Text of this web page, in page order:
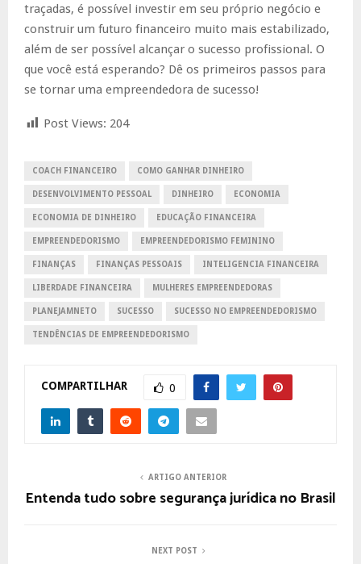
traçadas, é possível investir em seu próprio negócio e
construir um futuro financeiro muito mais estabilizado,
além de ser possível alcançar o sucesso profissional. O
que você está esperando? Dê os primeiros passos para
se tornar uma empreendedora de sucesso!
Post Views: 204
COACH FINANCEIRO COMO GANHAR DINHEIRO
DESENVOLVIMENTO PESSOAL DINHEIRO ECONOMIA
ECONOMIA DE DINHEIRO EDUCAÇÃO FINANCEIRA
EMPREENDEDORISMO EMPREENDEDORISMO FEMININO
FINANÇAS FINANÇAS PESSOAIS INTELIGENCIA FINANCEIRA
LIBERDADE FINANCEIRA MULHERES EMPREENDEDORAS
PLANEJAMNETO SUCESSO SUCESSO NO EMPREENDEDORISMO
TENDÊNCIAS DE EMPREENDEDORISMO
COMPARTILHAR 0
ARTIGO ANTERIOR
Entenda tudo sobre segurança jurídica no Brasil
NEXT POST